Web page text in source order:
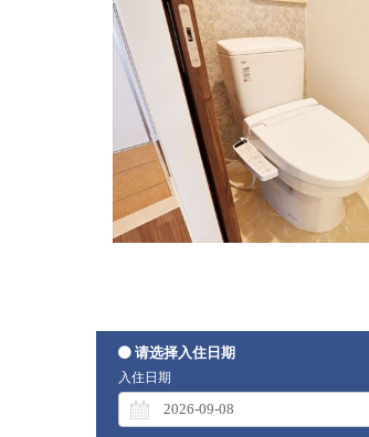
请选择入住日期
入住日期